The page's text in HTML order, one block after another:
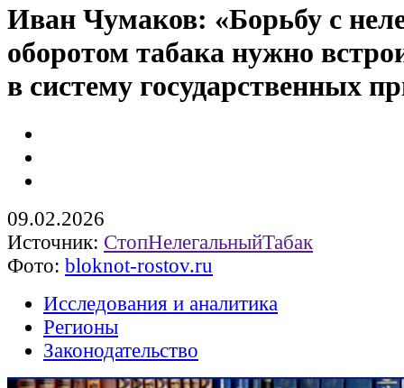
Иван Чумаков: «Борьбу с
оборотом табака нужно
в систему государственных
09.02.2026
Источник: СтопНелегальныйТабак
Фото: bloknot-rostov.ru
Исследования и аналитика
Регионы
Законодательство